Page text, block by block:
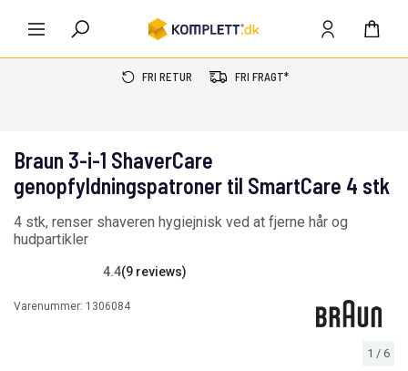
FRI RETUR FRI FRAGT*
1 / 6
Braun 3-i-1 ShaverCare
genopfyldningspatroner til SmartCare 4 stk
4 stk, renser shaveren hygiejnisk ved at fjerne hår og
hudpartikler
4.4(9 reviews)
Varenummer: 1306084